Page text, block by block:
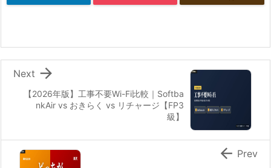
【2026年版】工事不要Wi-Fi比較｜Softba
nkAir vs おきらく vs リチャージ【FP3
級】

Next
 Prev